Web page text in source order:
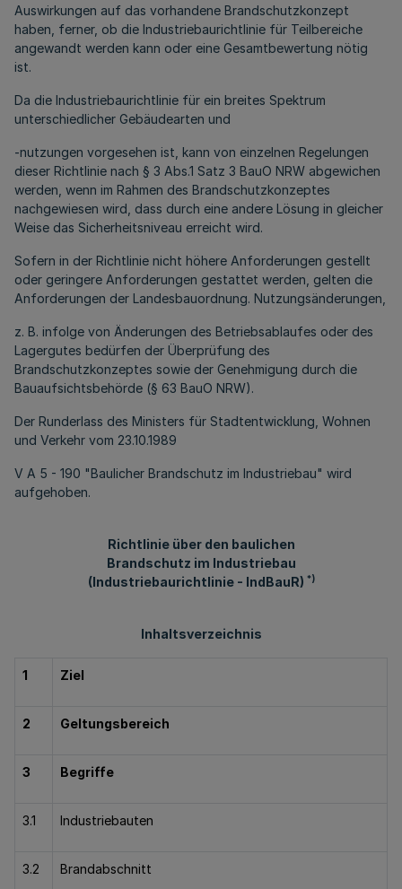
Auswirkungen auf das vorhandene Brandschutzkonzept
haben, ferner, ob die Industriebaurichtlinie für Teilbereiche
angewandt werden kann oder eine Gesamtbewertung nötig
ist.
Da die Industriebaurichtlinie für ein breites Spektrum
unterschiedlicher Gebäudearten und
-nutzungen vorgesehen ist, kann von einzelnen Regelungen
dieser Richtlinie nach § 3 Abs.1 Satz 3 BauO NRW abgewichen
werden, wenn im Rahmen des Brandschutzkonzeptes
nachgewiesen wird, dass durch eine andere Lösung in gleicher
Weise das Sicherheitsniveau erreicht wird.
Sofern in der Richtlinie nicht höhere Anforderungen gestellt
oder geringere Anforderungen gestattet werden, gelten die
Anforderungen der Landesbauordnung. Nutzungsänderungen,
z. B. infolge von Änderungen des Betriebsablaufes oder des
Lagergutes bedürfen der Überprüfung des
Brandschutzkonzeptes sowie der Genehmigung durch die
Bauaufsichtsbehörde (§ 63 BauO NRW).
Der Runderlass des Ministers für Stadtentwicklung, Wohnen
und Verkehr vom 23.10.1989
V A 5 - 190 "Baulicher Brandschutz im Industriebau" wird
aufgehoben.
Richtlinie über den baulichen
Brandschutz im Industriebau
(Industriebaurichtlinie - IndBauR) *)
Inhaltsverzeichnis
1 Ziel
2 Geltungsbereich
3 Begriffe
3.1 Industriebauten
3.2 Brandabschnitt